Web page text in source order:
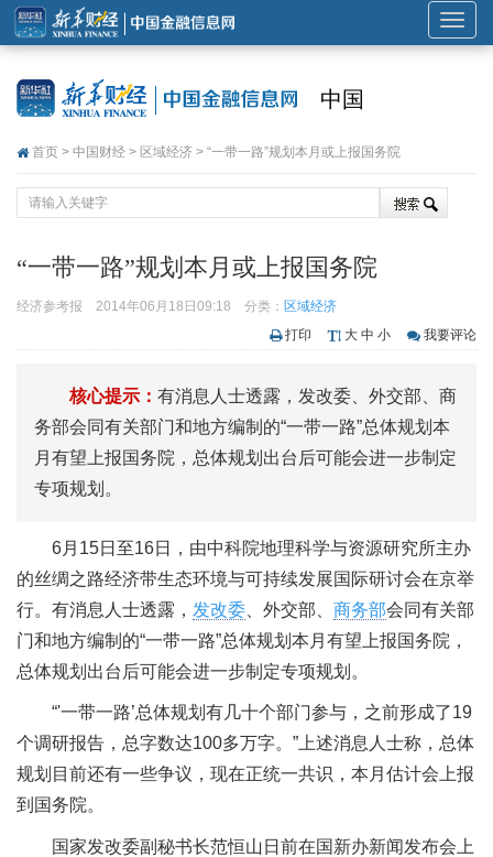
展
开
中国
首页 > 中国财经 > 区域经济 > “一带一路”规划本月或上报国务院
“一带一路”规划本月或上报国务院
经济参考报 2014年06月18日09:18 分类： 区域经济
打印
大 中 小 我要评论
核心提示： 有消息人士透露，发改委、外交部、商
务部会同有关部门和地方编制的“一带一路”总体规划本
月有望上报国务院，总体规划出台后可能会进一步制定
专项规划。
6月15日至16日，由中科院地理科学与资源研究所主办
的丝绸之路经济带生态环境与可持续发展国际研讨会在京举
行。有消息人士透露， 发改委 、外交部、 商务部会同有关部
门和地方编制的“一带一路”总体规划本月有望上报国务院，
总体规划出台后可能会进一步制定专项规划。
“'一带一路’总体规划有几十个部门参与，之前形成了19
个调研报告，总字数达100多万字。”上述消息人士称，总体
规划目前还有一些争议，现在正统一共识，本月估计会上报
到国务院。
国家发改委副秘书长范恒山日前在国新办新闻发布会上